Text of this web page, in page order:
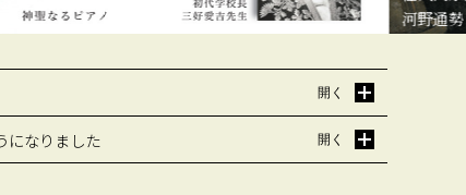
河野通勢（長中
になりました